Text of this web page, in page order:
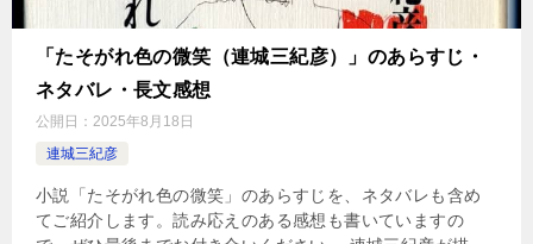
「たそがれ色の微笑（連城三紀彦）」のあらすじ・
ネタバレ・長文感想
公開日： 2025年8月18日
連城三紀彦
小説「たそがれ色の微笑」のあらすじを、ネタバレも含め
てご紹介します。読み応えのある感想も書いていますの